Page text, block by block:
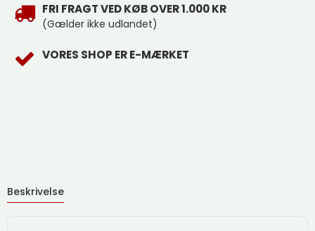
FRI FRAGT VED KØB OVER 1.000 KR
(Gælder ikke udlandet)
VORES SHOP ER E-MÆRKET
Beskrivelse